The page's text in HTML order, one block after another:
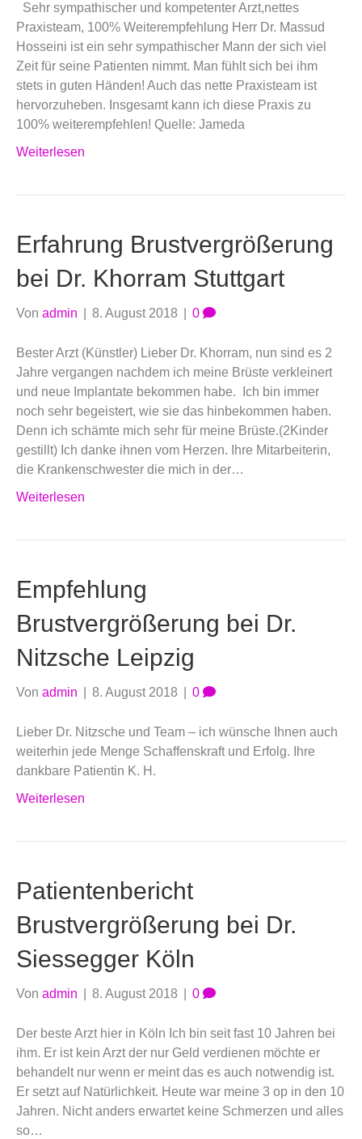
Sehr sympathischer und kompetenter Arzt,nettes
Praxisteam, 100% Weiterempfehlung Herr Dr. Massud
Hosseini ist ein sehr sympathischer Mann der sich viel
Zeit für seine Patienten nimmt. Man fühlt sich bei ihm
stets in guten Händen! Auch das nette Praxisteam ist
hervorzuheben. Insgesamt kann ich diese Praxis zu
100% weiterempfehlen! Quelle: Jameda
Weiterlesen
Erfahrung Brustvergrößerung
bei Dr. Khorram Stuttgart
Von admin 8. August 2018 0
Bester Arzt (Künstler) Lieber Dr. Khorram, nun sind es 2
Jahre vergangen nachdem ich meine Brüste verkleinert
und neue Implantate bekommen habe. Ich bin immer
noch sehr begeistert, wie sie das hinbekommen haben.
Denn ich schämte mich sehr für meine Brüste.(2Kinder
gestillt) Ich danke ihnen vom Herzen. Ihre Mitarbeiterin,
die Krankenschwester die mich in der…
Weiterlesen
Empfehlung
Brustvergrößerung bei Dr.
Nitzsche Leipzig
Von admin 8. August 2018 0
Lieber Dr. Nitzsche und Team – ich wünsche Ihnen auch
weiterhin jede Menge Schaffenskraft und Erfolg. Ihre
dankbare Patientin K. H.
Weiterlesen
Patientenbericht
Brustvergrößerung bei Dr.
Siessegger Köln
Von admin 8. August 2018 0
Der beste Arzt hier in Köln Ich bin seit fast 10 Jahren bei
ihm. Er ist kein Arzt der nur Geld verdienen möchte er
behandelt nur wenn er meint das es auch notwendig ist.
Er setzt auf Natürlichkeit. Heute war meine 3 op in den 10
Jahren. Nicht anders erwartet keine Schmerzen und alles
so…